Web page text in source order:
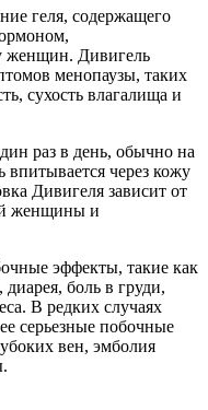
геля, содержащего
женщин. Дивигель
менопаузы, таких
сухость влагалища и
раз в день, обычно на
впитывается через кожу
Дивигеля зависит от
женщины и
эффекты, такие как
боль в груди,
В редких случаях
серьезные побочные
вен, эмболия